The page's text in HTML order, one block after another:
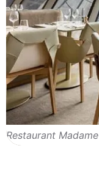
Restaurant